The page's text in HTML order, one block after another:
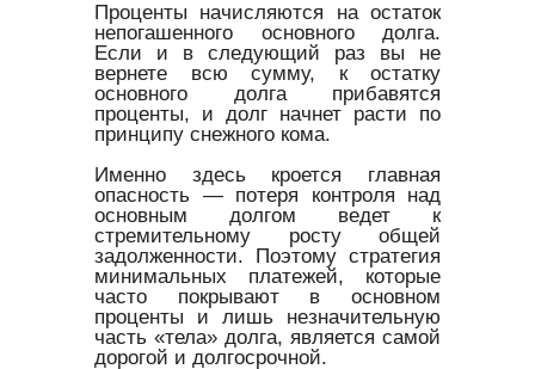
Проценты начисляются на остаток
непогашенного основного долга.
Если и в следующий раз вы не
вернете всю сумму, к остатку
основного долга прибавятся
проценты, и долг начнет расти по
принципу снежного кома.
Именно здесь кроется главная
опасность — потеря контроля над
основным долгом ведет к
стремительному росту общей
задолженности. Поэтому стратегия
минимальных платежей, которые
часто покрывают в основном
проценты и лишь незначительную
часть «тела» долга, является самой
дорогой и долгосрочной.